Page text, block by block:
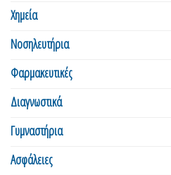
Χημεία
Νοσηλευτήρια
Φαρμακευτικές
Διαγνωστικά
Γυμναστήρια
Ασφάλειες